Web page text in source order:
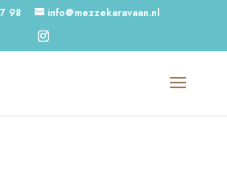
98 info@mezzekaravaan.nl